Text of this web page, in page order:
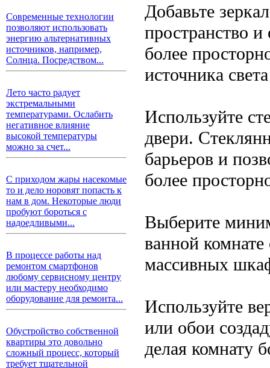
Современные технологии
позволяют использовать
энергию альтернативных
источников, например,
Солнца. Посредством...
Лето часто радует
экстремальными
температурами. Ослабить
негативное влияние
высокой температуры
можно за счет...
С приходом жары насекомые
то и дело норовят попасть к
нам в дом. Некоторые люди
пробуют бороться с
надоедливыми...
В процессе работы над
ремонтом смартфонов
любому сервисному центру
или мастеру необходимо
оборудование для ремонта...
Обустройство собственной
квартиры это довольно
сложный процесс, который
требует тщательной
Добавьте
пространство и
более
источника
Используйте
двери.
барьеров и
более
Выберите
ванной
массивных
Используйте
или обои
делая комнату